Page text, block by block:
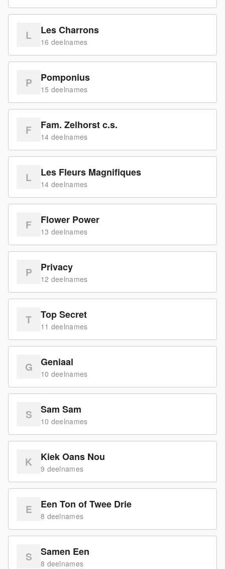
L Les Charrons
16 deelnames
P Pomponius
15 deelnames
F Fam. Zelhorst c.s.
14 deelnames
L Les Fleurs Magnifiques
14 deelnames
F Flower Power
13 deelnames
P Privacy
12 deelnames
T Top Secret
11 deelnames
G Geniaal
10 deelnames
S Sam Sam
10 deelnames
K Kiek Oans Nou
9 deelnames
E Een Ton of Twee Drie
8 deelnames
S Samen Een
8 deelnames